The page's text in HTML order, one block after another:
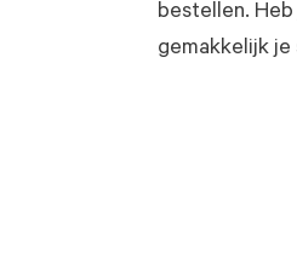
bestellen.
gemakkelijk